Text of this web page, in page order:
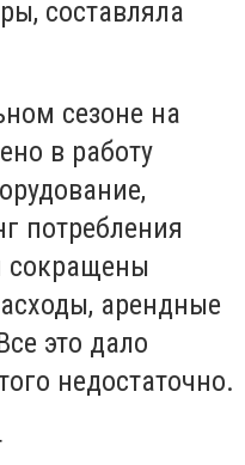
составляла
сезоне на
в работу
потребления
сокращены
арендные
это дало
недостаточно.